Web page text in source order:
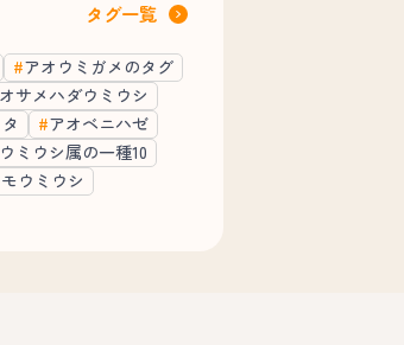
タグ一覧
アオウミガメのタグ
サメハダウミウシ
アオベニハゼ
ミウシ属の一種10
ウミウシ